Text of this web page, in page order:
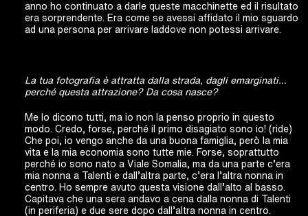
anno ho continuato a darle queste macchinette ed il risultato
era sorprendente. Era come se avessi affidato il mio sguardo
ad una persona per arrivare laddove non potessi arrivare.
La tua fotografia è attratta dalla strada, dagli emarginati…
perché questa attrazione? Da cosa nasce?
Me lo dicono tutti, ma io non la penso proprio in questo
modo. Credo, forse, perché il primo disagiato sono io! (ride)
Che poi, io vengo anche da una buona famiglia, però la mia
vita e la mia economia sono tutte mie. Forse, soprattutto
perché io sono nato a Viale Somalia, ma da una parte c’era
mia nonna a Talenti e dall’altra parte, c’era l’altra nonna in
centro. Ho sempre avuto questa visione dall’alto al basso.
Capitava che una sera andavo a cena dalla nonna di Talenti
(in periferia) e due sere dopo dall’altra nonna in centro.